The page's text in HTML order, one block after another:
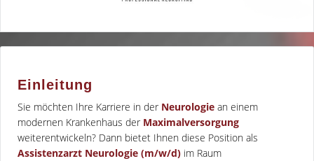
Einleitung
Sie möchten Ihre Karriere in der Neurologie an einem
modernen Krankenhaus der Maximalversorgung
weiterentwickeln? Dann bietet Ihnen diese Position als
Assistenzarzt Neurologie (m/w/d) im Raum